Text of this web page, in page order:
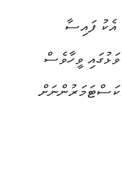
އެކު ފައިސާ
ވީހާވެސް
ކަސްޓަމަރުންނަށް